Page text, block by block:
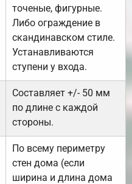
точеные, фигурные.
Либо ограждение в
скандинавском стиле.
Устанавливаются
ступени у входа.
Составляет +/- 50 мм
по длине с каждой
стороны.
По всему периметру
стен дома (если
ширина и длина дома